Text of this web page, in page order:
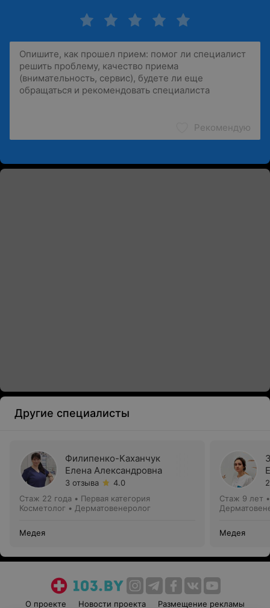
Рекомендую
Другие специалисты
Филипенко-Каханчук
Елена Александровна
3 отзыва
4.0
Стаж 22 года • Первая категория
Косметолог • Дерматовенеролог
Медея
Стаж 9 лет
Медея
О проекте Новости проекта Размещение рекламы